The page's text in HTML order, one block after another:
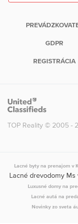
GDPR
REGISTRÁCIA
TOP Reality © 2005 -
Lacné byty na prenajom v
Lacné drevodomy
Luxusné domy na
Lacné autá na
Novinky zo sveta